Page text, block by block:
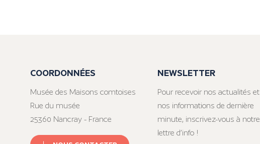
COORDONNÉES
Musée des Maisons comtoises
Rue du musée
25360 Nancray - France
NEWSLETTER
Pour recevoir nos actualités et
nos informations de dernière
minute, inscrivez-vous à notre
lettre d’info !